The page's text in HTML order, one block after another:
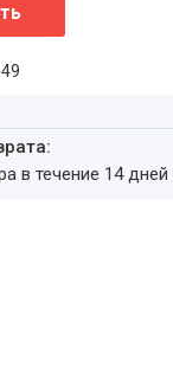
в течение 14 дней